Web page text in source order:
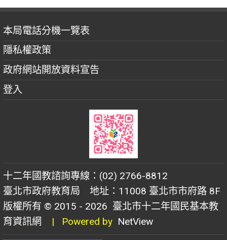
本局電話分機一覽表
隱私權政策
政府網站開放資料宣告
登入
十二年國教諮詢專線：(02) 2766-8812
臺北市政府教育局 地址：11008 臺北市市府路 8F
版權所有 © 2015 - 2026 臺北市十二年國民基本教
育資訊網
| Powered by NetView